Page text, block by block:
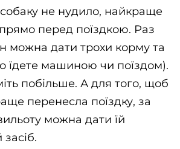
не нудило, найкраще
прямо перед поїздкою. Раз
можна дати трохи корму та
їдете машиною чи поїздом).
побільше. А для того, щоб
перенесла поїздку, за
можна дати їй